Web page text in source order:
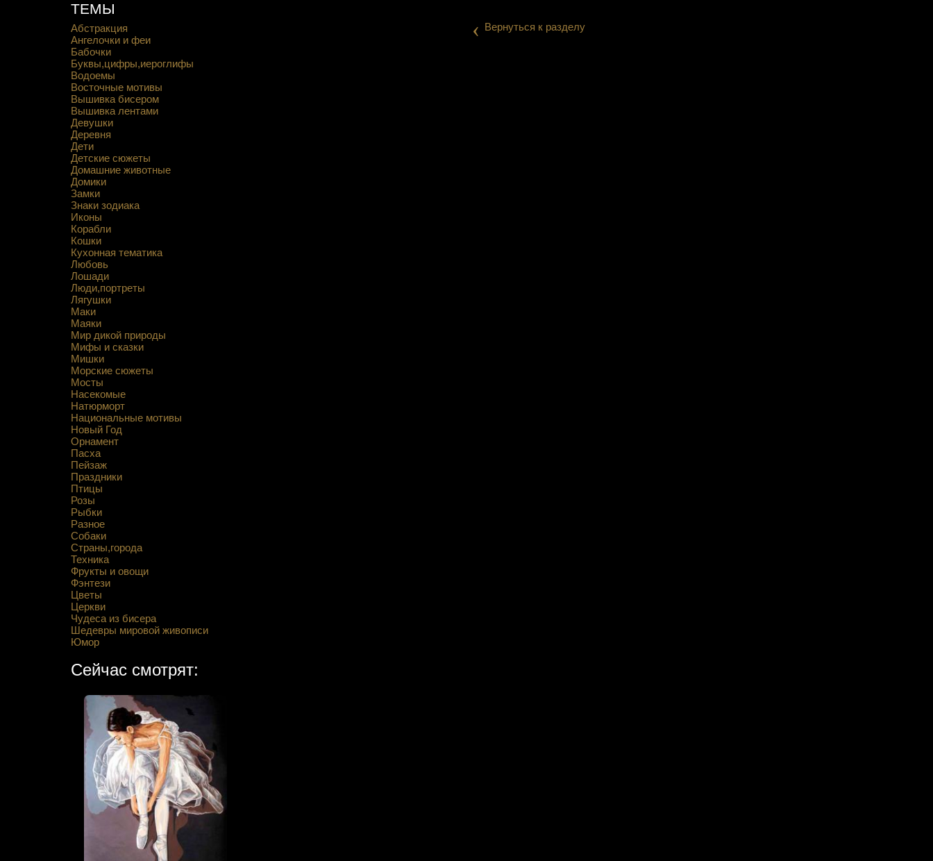
ТЕМЫ
Абстракция
Ангелочки и феи
Бабочки
Буквы,цифры,иероглифы
Водоемы
Восточные мотивы
Вышивка бисером
Вышивка лентами
Девушки
Деревня
Дети
Детские сюжеты
Домашние животные
Домики
Замки
Знаки зодиака
Иконы
Корабли
Кошки
Кухонная тематика
Любовь
Лошади
Люди,портреты
Лягушки
Маки
Маяки
Мир дикой природы
Мифы и сказки
Мишки
Морские сюжеты
Мосты
Насекомые
Натюрморт
Национальные мотивы
Новый Год
Орнамент
Пасха
Пейзаж
Праздники
Птицы
Розы
Рыбки
Разное
Собаки
Страны,города
Техника
Фрукты и овощи
Фэнтези
Цветы
Церкви
Чудеса из бисера
Шедевры мировой живописи
Юмор
Сейчас смотрят:
‹ Вернуться к разделу